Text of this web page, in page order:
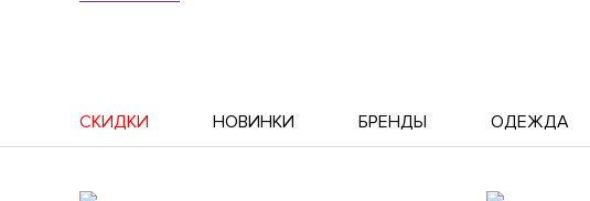
СКИДКИ НОВИНКИ БРЕНДЫ ОДЕЖДА